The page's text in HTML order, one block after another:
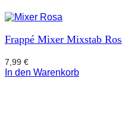
Frappé Mixer Mixstab
7,99 €
In den Warenkorb